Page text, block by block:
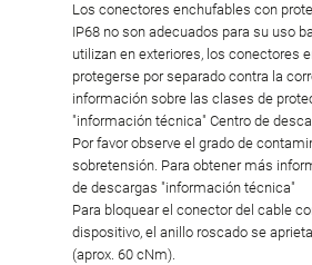
Los conectores enchufables con
IP68 no son adecuados para su uso
utilizan en exteriores, los conectores
protegerse por separado contra la
información sobre las clases de
"información técnica" Centro de
Por favor observe el grado de
sobretensión. Para obtener más
de descargas "información técnica"
Para bloquear el conector del cable
dispositivo, el anillo roscado se
(aprox. 60 cNm).